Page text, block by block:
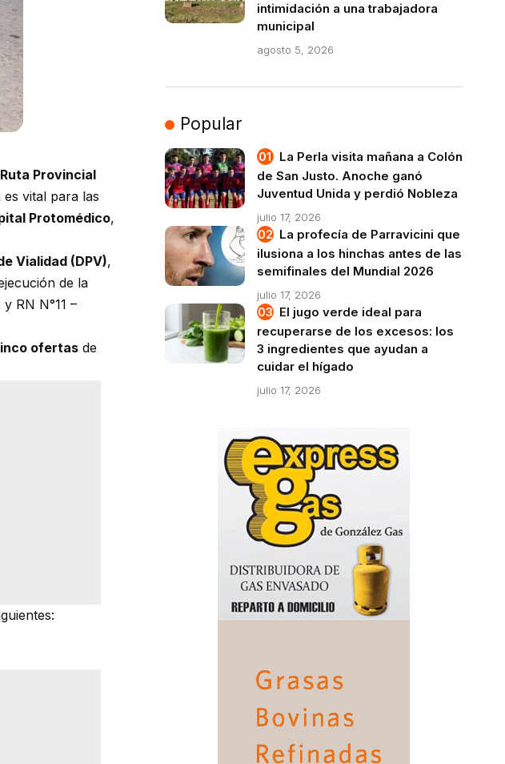
Ruta Provincial
vital para las
Protomédico,
Vialidad (DPV),
de la
RN N°11 –
ofertas de
intimidación a una trabajadora
municipal
agosto 5, 2026
Popular
La Perla visita mañana a Colón
de San Justo. Anoche ganó
Juventud Unida y perdió Nobleza
julio 17, 2026
La profecía de Parravicini que
ilusiona a los hinchas antes de las
semifinales del Mundial 2026
julio 17, 2026
El jugo verde ideal para
recuperarse de los excesos: los
3 ingredientes que ayudan a
cuidar el hígado
julio 17, 2026